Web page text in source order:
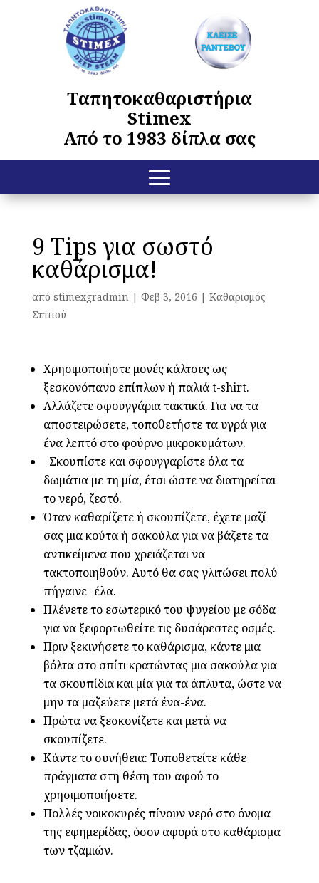
Ταπητοκαθαριστήρια
Stimex
Από το 1983 δίπλα σας
9 Tips για σωστό
καθάρισμα!
από stimexgradmin| Φεβ 3, 2016 | Καθαρισμός
Σπιτιού
Χρησιμοποιήστε μονές κάλτσες ως
ξεσκονόπανο επίπλων ή παλιά t-shirt.
Αλλάζετε σφουγγάρια τακτικά. Για να τα
αποστειρώσετε, τοποθετήστε τα υγρά για
ένα λεπτό στο φούρνο μικροκυμάτων.
Σκουπίστε και σφουγγαρίστε όλα τα
δωμάτια με τη μία, έτσι ώστε να διατηρείται
το νερό, ζεστό.
Όταν καθαρίζετε ή σκουπίζετε, έχετε μαζί
σας μια κούτα ή σακούλα για να βάζετε τα
αντικείμενα που χρειάζεται να
τακτοποιηθούν. Αυτό θα σας γλιτώσει πολύ
πήγαινε- έλα.
Πλένετε το εσωτερικό του ψυγείου με σόδα
για να ξεφορτωθείτε τις δυσάρεστες οσμές.
Πριν ξεκινήσετε το καθάρισμα, κάντε μια
βόλτα στο σπίτι κρατώντας μια σακούλα για
τα σκουπίδια και μία για τα άπλυτα, ώστε να
μην τα μαζεύετε μετά ένα-ένα.
Πρώτα να ξεσκονίζετε και μετά να
σκουπίζετε.
Κάντε το συνήθεια: Τοποθετείτε κάθε
πράγματα στη θέση του αφού το
χρησιμοποιήσετε.
Πολλές νοικοκυρές πίνουν νερό στο όνομα
της εφημερίδας, όσον αφορά στο καθάρισμα
των τζαμιών.